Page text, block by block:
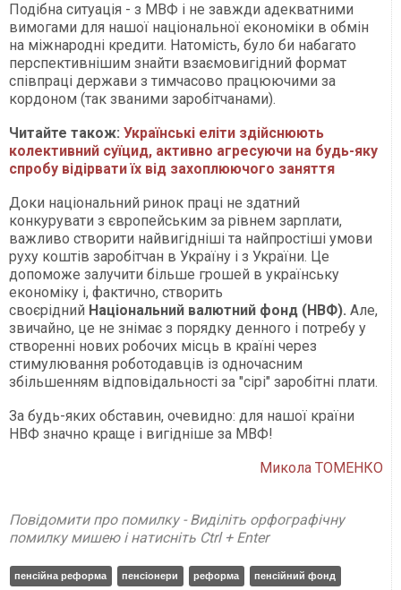
Подібна ситуація - з МВФ і не завжди адекватними
вимогами для нашої національної економіки в обмін
на міжнародні кредити. Натомість, було би набагато
перспективнішим знайти взаємовигідний формат
співпраці держави з тимчасово працюючими за
кордоном (так званими заробітчанами).
Читайте також: Українські еліти здійснюють
колективний суїцид, активно агресуючи на будь-яку
спробу відірвати їх від захоплюючого заняття
Доки національний ринок праці не здатний
конкурувати з європейським за рівнем зарплати,
важливо створити найвигідніші та найпростіші умови
руху коштів заробітчан в Україну і з України. Це
допоможе залучити більше грошей в українську
економіку і, фактично, створить
своєрідний Національний валютний фонд (НВФ). Але,
звичайно, це не знімає з порядку денного і потребу у
створенні нових робочих місць в країні через
стимулювання роботодавців із одночасним
збільшенням відповідальності за "сірі" заробітні плати.
За будь-яких обставин, очевидно: для нашої країни
НВФ значно краще і вигідніше за МВФ!
Микола ТОМЕНКО
Повідомити про помилку - Виділіть орфографічну
помилку мишею і натисніть Ctrl + Enter
пенсійна реформа пенсіонери реформа пенсійний фонд